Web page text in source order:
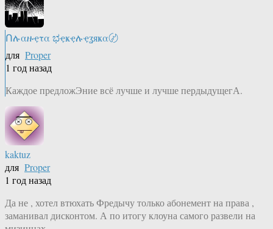
Ոሉαዙҿτα ಭҿҝҿሉҿʓяҝα〄
для Proper
1 год назад
Каждое предложЭние всё лучше и лучше пердыдущегА.
kaktuz
для Proper
1 год назад
Да не , хотел втюхать Фредычу только абонемент на права ,
заманивал дисконтом. А по итогу клоуна самого развели на